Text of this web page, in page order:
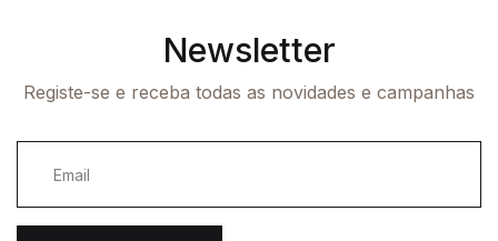
Newsletter
Registe-se e receba todas as novidades e campanhas